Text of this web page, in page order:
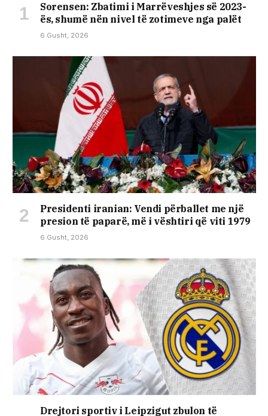
Sorensen: Zbatimi i Marrëveshjes së 2023-
ës, shumë nën nivel të zotimeve nga palët
6 Gusht, 2026
Presidenti iranian: Vendi përballet me një
presion të paparë, më i vështiri që viti 1979
6 Gusht, 2026
Drejtori sportiv i Leipzigut zbulon të